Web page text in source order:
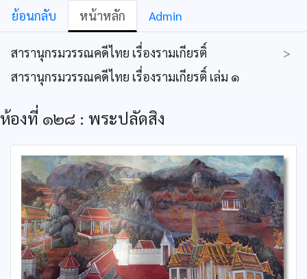
ย้อนกลับ หน้าหลัก Admin
สารานุกรมวรรณคดีไทย เรื่องรามเกียรติ์
>
สารานุกรมวรรณคดีไทย เรื่องรามเกียรติ์ เล่ม ๑
ห้องที่ ๑๒๘ : พระปลัดสิง